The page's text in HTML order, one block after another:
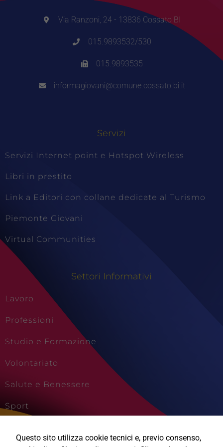
Via Ranzoni, 24 - 13836 Cossato BI
015.9893532/530
015.9893535
informagiovani@comune.cossato.bi.it
Servizi
Servizi Internet point e Hotspot Wireless
Libri in prestito
Link a Editori con collane dedicate al Turismo
Piemonte Giovani
Virtual Communities
Settori Informativi
Lavoro
Professioni
Studio e Formazione
Volontariato
Salute e Benessere
Sport
Questo sito utilizza cookie tecnici e, previo consenso,